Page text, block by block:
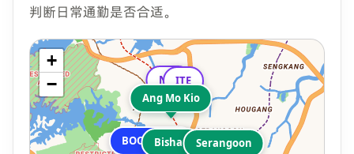
判断日常通勤是否合适。
BOON VIEW
Bishan
Ang Mo Kio
Serangoon
NYPITE
+
−